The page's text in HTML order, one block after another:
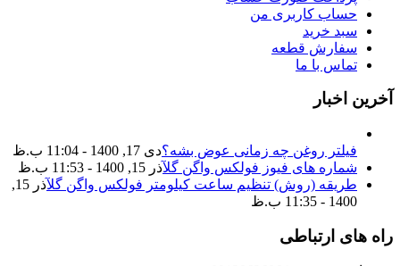
حساب کاربری من
سبد خرید
سفارش قطعه
تماس با ما
آخرین اخبار
فیلتر روغن چه زمانی عوض بشه؟دی 17, 1400 - 11:04 ب.ظ
شماره های فیوز فولکس واگن گلآذر 15, 1400 - 11:53 ب.ظ
طریقه (روش) تنظیم ساعت کیلومتر فولکس واگن گل
آذر 15,
1400 - 11:35 ب.ظ
راه های ارتباطی